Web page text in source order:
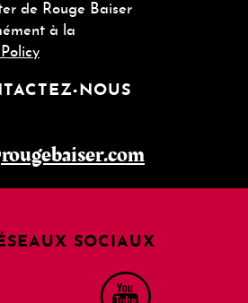
de Rouge Baiser
à la
NOUS
SOCIAUX